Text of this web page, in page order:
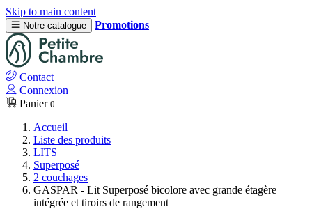
Skip to main content
Notre catalogue Promotions
Contact
Connexion
Panier 0
Accueil
Liste des produits
LITS
Superposé
2 couchages
GASPAR - Lit Superposé bicolore avec grande étagère
intégrée et tiroirs de rangement